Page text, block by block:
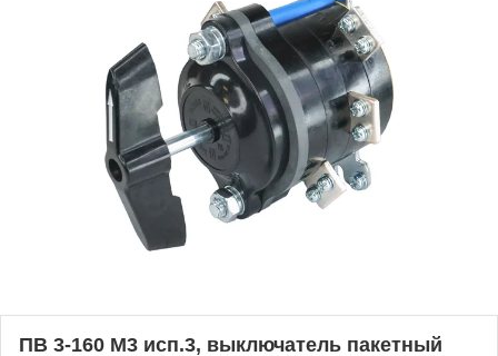
ПВ 3-160 М3 исп.3, выключатель пакетный